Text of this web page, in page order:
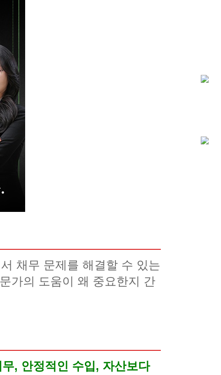
채무 문제를 해결할 수 있는
가의 도움이 왜 중요한지 간
, 안정적인 수입, 자산보다